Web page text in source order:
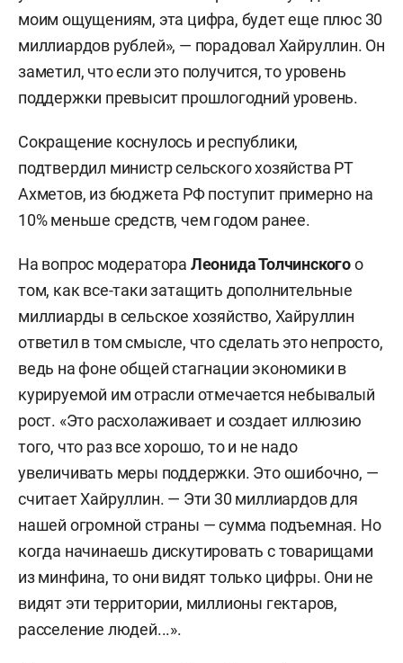
моим ощущениям, эта цифра, будет еще плюс 30
миллиардов рублей», — порадовал Хайруллин. Он
заметил, что если это получится, то уровень
поддержки превысит прошлогодний уровень.
Сокращение коснулось и республики,
подтвердил министр сельского хозяйства РТ
Ахметов, из бюджета РФ поступит примерно на
10% меньше средств, чем годом ранее.
На вопрос модератора Леонида Толчинскогоо
том, как все-таки затащить дополнительные
миллиарды в сельское хозяйство, Хайруллин
ответил в том смысле, что сделать это непросто,
ведь на фоне общей стагнации экономики в
курируемой им отрасли отмечается небывалый
рост. «Это расхолаживает и создает иллюзию
того, что раз все хорошо, то и не надо
увеличивать меры поддержки. Это ошибочно, —
считает Хайруллин. — Эти 30 миллиардов для
нашей огромной страны — сумма подъемная. Но
когда начинаешь дискутировать с товарищами
из минфина, то они видят только цифры. Они не
видят эти территории, миллионы гектаров,
расселение людей...».